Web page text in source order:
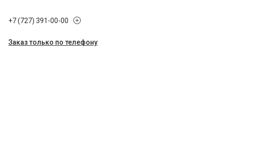
+7 (727) 391-00-00
Заказ только по телефону